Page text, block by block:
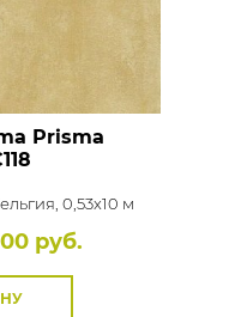
Prisma
0,53x10 м
руб.